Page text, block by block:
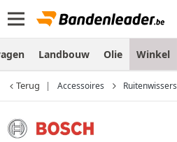
Landbouw Olie Winkel
Terug Accessoires Ruitenwissers